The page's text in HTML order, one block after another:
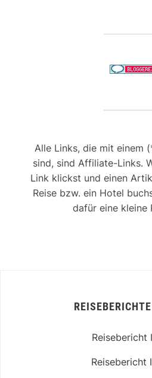
Alle Links, die mit einem
sind, sind Affiliate-Links.
Link klickst und einen
Reise bzw. ein Hotel
dafür eine kleine
Reisebericht
Reisebericht